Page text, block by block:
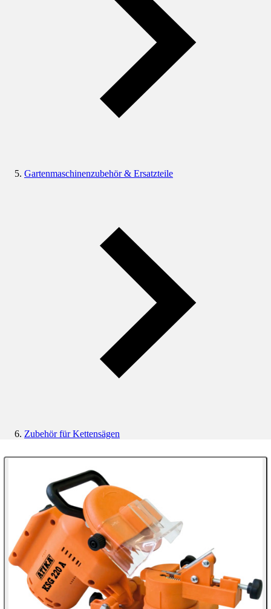
Gartenmaschinenzubehör & Ersatzteile
Zubehör für Kettensägen